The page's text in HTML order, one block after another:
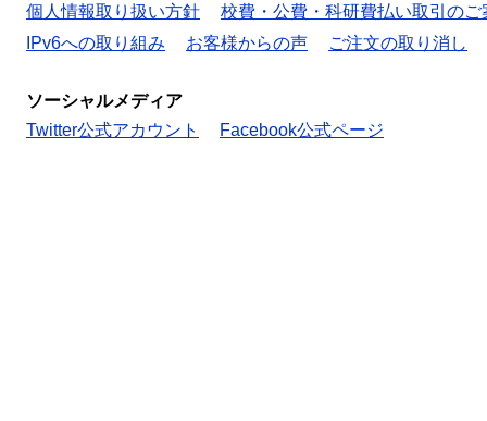
個人情報取り扱い方針
校費・公費・科研費払い取引のご
IPv6への取り組み
お客様からの声 ご注文の取り消し
ソーシャルメディア
Twitter公式アカウント
Facebook公式ページ